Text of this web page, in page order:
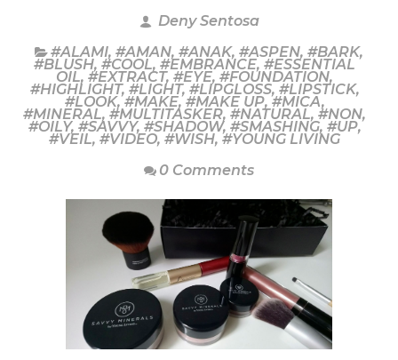
Deny Sentosa
#ALAMI, #AMAN, #ANAK, #ASPEN, #BARK,
#BLUSH, #COOL, #EMBRANCE, #ESSENTIAL
OIL, #EXTRACT, #EYE, #FOUNDATION,
#HIGHLIGHT, #LIGHT, #LIPGLOSS, #LIPSTICK,
#LOOK,#MAKE,#MAKE UP, #MICA,
#MINERAL, #MULTITASKER, #NATURAL, #NON,
#OILY, #SAVVY, #SHADOW, #SMASHING, #UP,
#VEIL, #VIDEO, #WISH, #YOUNG LIVING
0 Comments